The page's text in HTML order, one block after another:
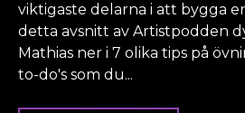
viktigaste delarna i att bygga
detta avsnitt av Artistpodden
Mathias ner i 7 olika tips på
to-do's som du...